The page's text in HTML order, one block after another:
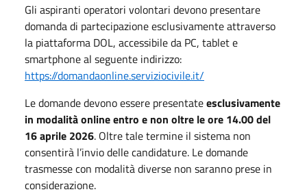
Gli aspiranti operatori volontari devono presentare
domanda di partecipazione esclusivamente attraverso
la piattaforma DOL, accessibile da PC, tablet e
smartphone al seguente indirizzo:
https://domandaonline.serviziocivile.it/
Le domande devono essere presentateesclusivamente
in modalità online entro e non oltre le ore 14.00 del
16 aprile 2026. Oltre tale termine il sistema non
consentirà l’invio delle candidature. Le domande
trasmesse con modalità diverse non saranno prese in
considerazione.